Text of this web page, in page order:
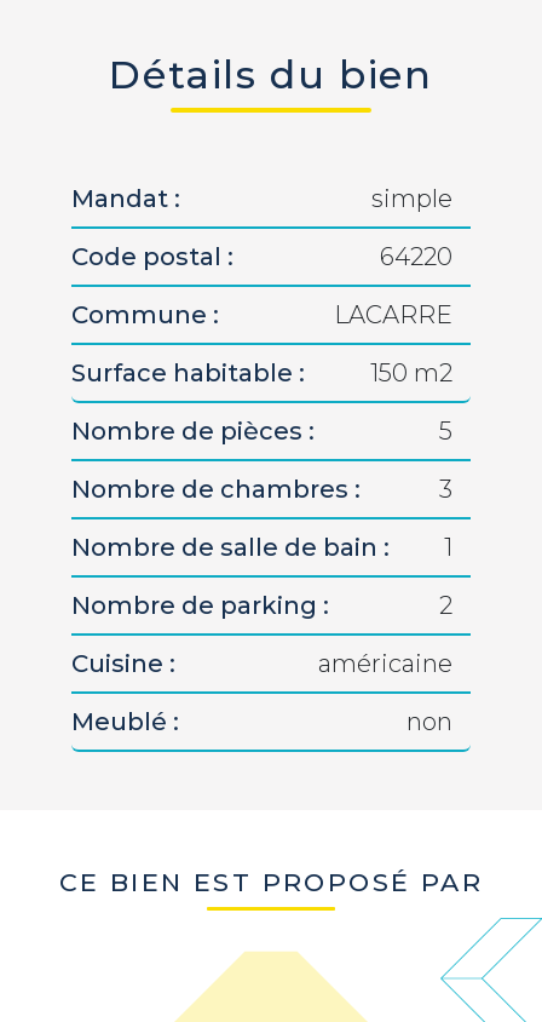
Détails du bien
Mandat :
simple
Code postal :
64220
Commune :
LACARRE
Surface habitable :
150 m2
Nombre de pièces :
5
Nombre de chambres :
3
Nombre de salle de bain :
1
Nombre de parking :
2
Cuisine :
américaine
Meublé :
non
CE BIEN EST PROPOSÉ PAR